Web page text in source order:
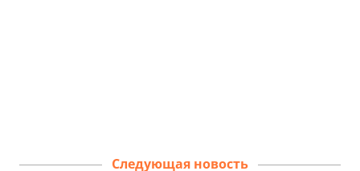
Следующая новость